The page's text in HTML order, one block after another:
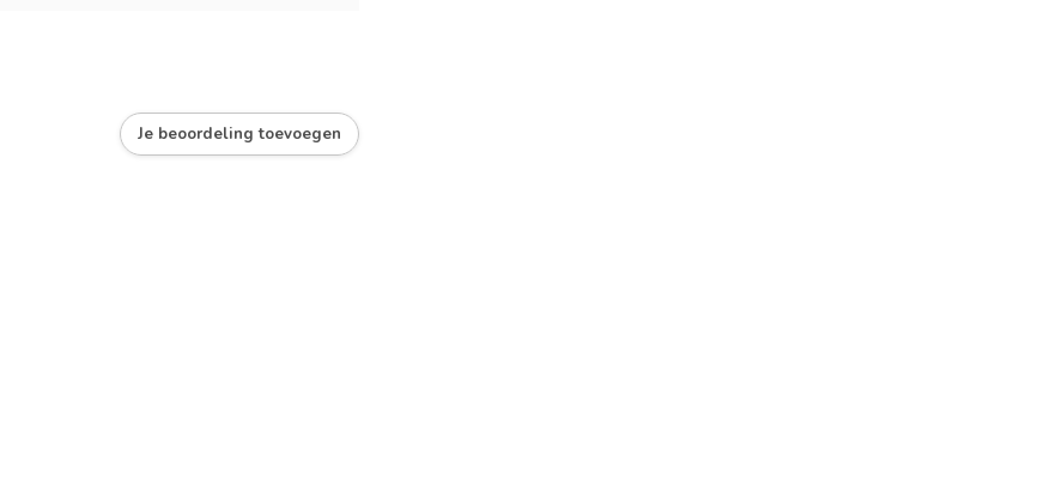
Je beoordeling toevoegen